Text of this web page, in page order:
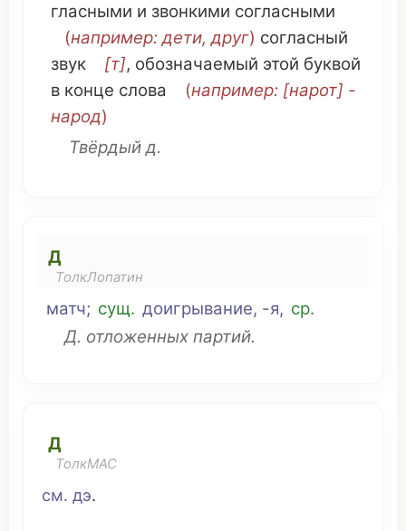
гласными и звонкими согласными
(например:дети,друг) согласный
звук
[т], обозначаемый этой буквой
в конце слова (например: [нарот] -
народ)
Твёрдыйд.
Д
ТолкЛопатин
матч; сущ. доигрывание, -я, ср.
Д. отложенных партий.
Д
ТолкМАС
см. дэ.